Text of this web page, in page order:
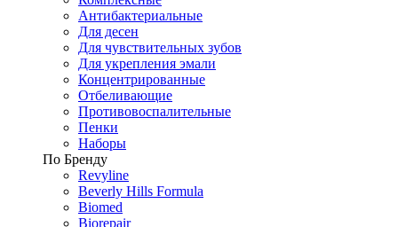
Антибактериальные
Для десен
Для чувствительных зубов
Для укрепления эмали
Концентрированные
Отбеливающие
Противовоспалительные
Пенки
Наборы
По Бренду
Revyline
Beverly Hills Formula
Biomed
Biorepair